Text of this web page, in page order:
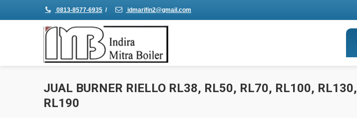
0813-8577-6935 / idmarifin2@gmail.com
JUAL BURNER RIELLO RL38, RL50, RL70, RL100, RL130,
RL190